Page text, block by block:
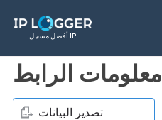
أفضل مسجل IP
معلومات الرابط
تصدير البيانات